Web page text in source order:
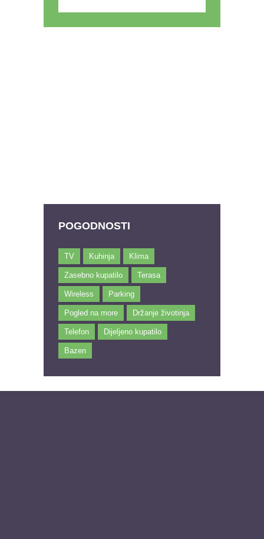
POGODNOSTI
TV Kuhinja Klima
Zasebno kupatilo Terasa
Wireless Parking
Pogled na more Držanje životinja
Telefon Dijeljeno kupatilo
Bazen